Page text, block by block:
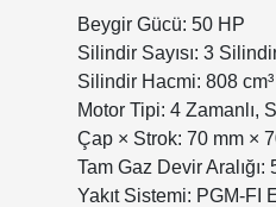
Beygir Gücü: 50 HP
Silindir Sayısı: 3
Silindir Hacmi: 808 cm³
Motor Tipi: 4 Zamanlı,
Çap × Strok: 70 mm ×
Tam Gaz Devir
Yakıt Sistemi: PGM-FI